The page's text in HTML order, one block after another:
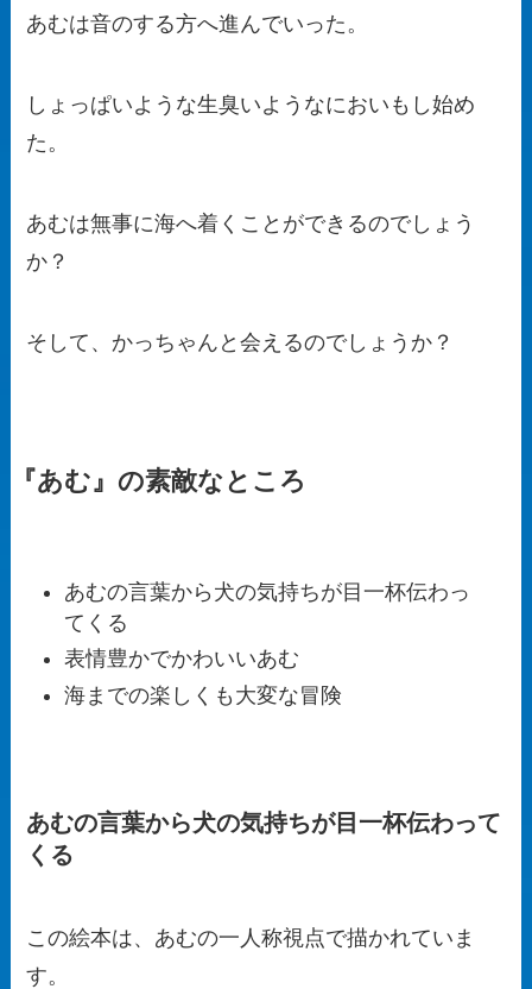
あむは音のする方へ進んでいった。
しょっぱいような生臭いようなにおいもし始め
た。
あむは無事に海へ着くことができるのでしょう
か？
そして、かっちゃんと会えるのでしょうか？
『あむ』の素敵なところ
あむの言葉から犬の気持ちが目一杯伝わっ
てくる
表情豊かでかわいいあむ
海までの楽しくも大変な冒険
あむの言葉から犬の気持ちが目一杯伝わって
くる
この絵本は、あむの一人称視点で描かれていま
す。